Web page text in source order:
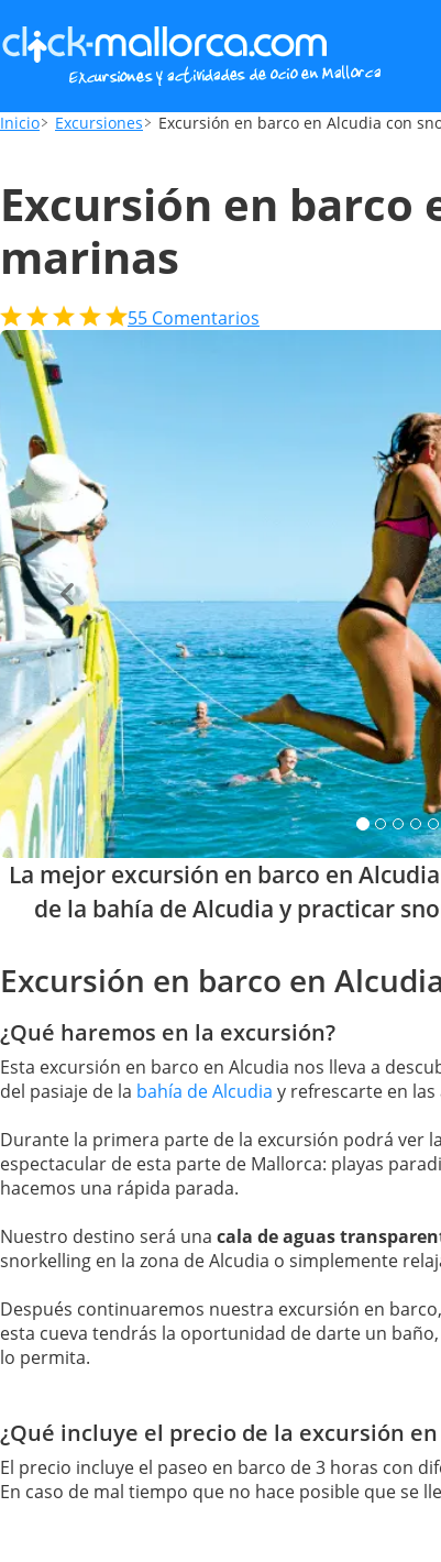
Excursión en barco en Alcudia con
Inicio Excursiones Excursión en barco en Alcudia con
Excursión en barco
marinas
55 Comentarios
La mejor excursión en barco en
de la bahía de Alcudia y practicar
Excursión en barco en
¿Qué haremos en la excursión?
Esta excursión en barco en Alcudia nos lleva a
del pasiaje de la bahía de Alcudia y refrescarte en las
Durante la primera parte de la excursión podrá ver
espectacular de esta parte de Mallorca: playas
hacemos una rápida parada.
Nuestro destino será una cala de aguas
snorkelling en la zona de Alcudia o simplemente
Después continuaremos nuestra excursión en
esta cueva tendrás la oportunidad de darte un
lo permita.
¿Qué incluye el precio de la excursión
El precio incluye el paseo en barco de 3 horas con
En caso de mal tiempo que no hace posible que se